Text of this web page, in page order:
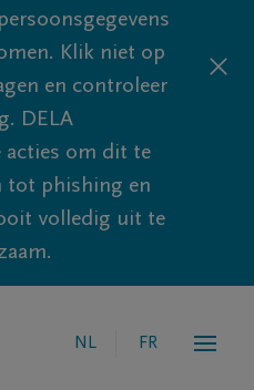
Klik niet op
en controleer
DELA
acties om dit te
tot phishing en
volledig uit te
NL FR